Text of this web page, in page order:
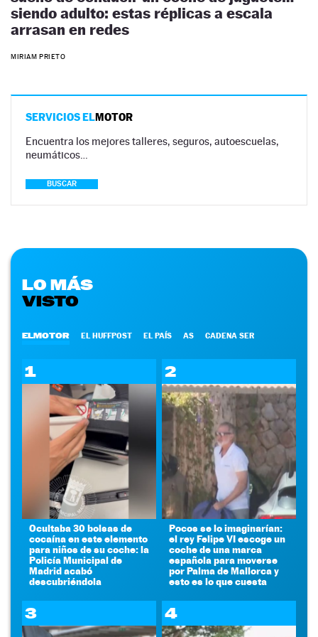
siendo adulto: estas réplicas a escala
arrasan en redes
MIRIAM PRIETO
SERVICIOS ELMOTOR
Encuentra los mejores talleres, seguros, autoescuelas,
neumáticos…
BUSCAR
LO MÁS
VISTO
ELMOTOR EL HUFFPOST EL PAÍS AS CADENA SER
1
Ocultaba 30 bolsas de
cocaína en este elemento
para niños de su coche: la
Policía Municipal de
Madrid acabó
descubriéndola
2
Pocos se lo imaginarían:
el rey Felipe VI escoge un
coche de una marca
española para moverse
por Palma de Mallorca y
esto es lo que cuesta
3 4